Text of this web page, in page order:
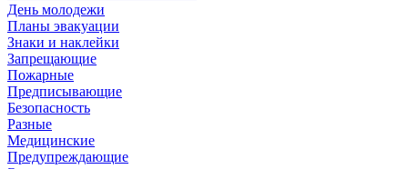
День молодежи
Планы эвакуации
Знаки и наклейки
Запрещающие
Пожарные
Предписывающие
Безопасность
Разные
Медицинские
Предупреждающие